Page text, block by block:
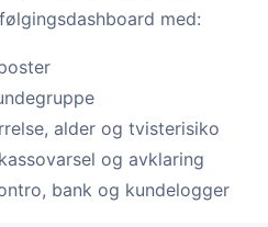
med:
alder og tvisterisiko
og avklaring
bank og kundelogger